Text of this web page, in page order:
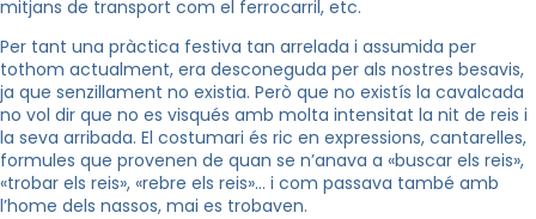
mitjans de transport com el ferrocarril, etc.
Per tant una pràctica festiva tan arrelada i assumida per
tothom actualment, era desconeguda per als nostres besavis,
ja que senzillament no existia. Però que no existís la cavalcada
no vol dir que no es visqués amb molta intensitat la nit de reis i
la seva arribada. El costumari és ric en expressions, cantarelles,
formules que provenen de quan se n’anava a «buscar els reis»,
«trobar els reis», «rebre els reis»… i com passava també amb
l’home dels nassos, mai es trobaven.